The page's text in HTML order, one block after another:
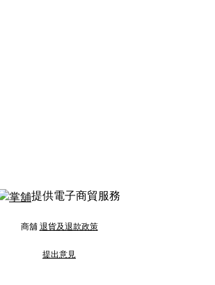
提供電子商貿服務
商舖 退貨及退款政策
提出意見